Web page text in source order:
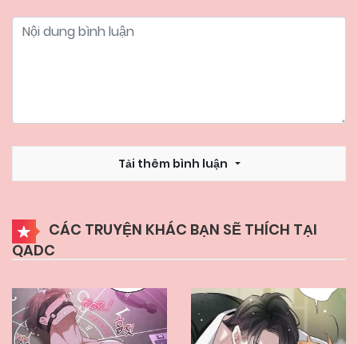
Chapter 44 13/04/2026
Chapter 42 13/04/2026
Chapter 40 13/04/2026
Chapter 39 13/04/2026
Tải thêm bình luận
CÁC TRUYỆN KHÁC BẠN SẼ THÍCH TẠI
QADC